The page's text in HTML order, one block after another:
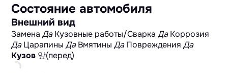
Состояние автомобиля
Внешний вид
ЗаменаДа Кузовные работы/СваркаДа Коррозия
Да ЦарапиныДа ВмятиныДа ПоврежденияДа
Кузов 앞(перед)